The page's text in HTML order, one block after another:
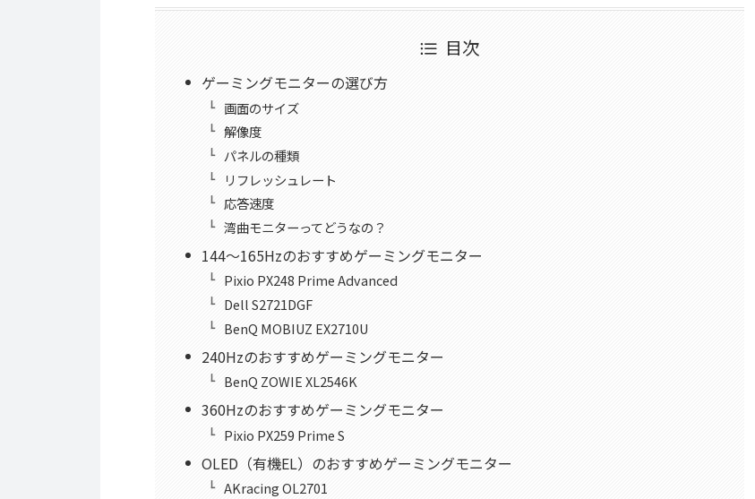
目次
ゲーミングモニターの選び方
画面のサイズ
解像度
パネルの種類
リフレッシュレート
応答速度
湾曲モニターってどうなの？
144～165Hzのおすすめゲーミングモニター
Pixio PX248 Prime Advanced
Dell S2721DGF
BenQ MOBIUZ EX2710U
240Hzのおすすめゲーミングモニター
BenQ ZOWIE XL2546K
360Hzのおすすめゲーミングモニター
Pixio PX259 Prime S
OLED（有機EL）のおすすめゲーミングモニター
AKracing OL2701